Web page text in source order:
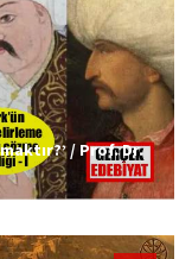
/ Prof. Dr.